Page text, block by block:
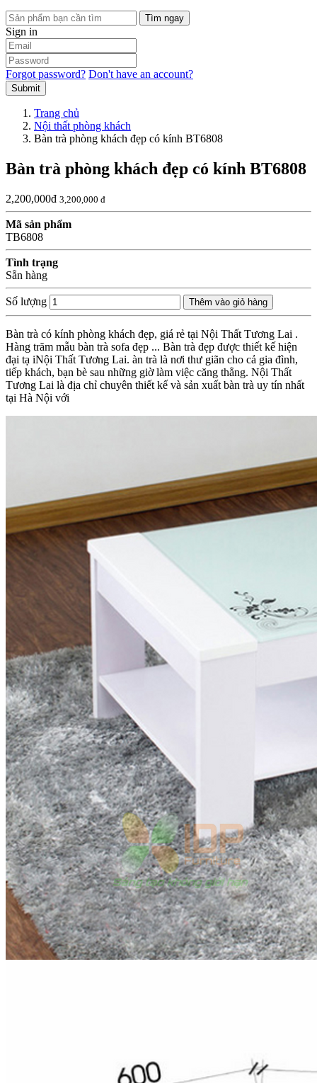
Tìm ngay
Sign in
Forgot password? Don't have an account?
Submit
Trang chủ
Nội thất phòng khách
Bàn trà phòng khách đẹp có kính BT6808
Bàn trà phòng khách đẹp có kính BT6808
2,200,000đ 3,200,000 đ
Mã sản phẩm
TB6808
Tình trạng
Sẵn hàng
Số lượng Thêm vào giỏ hàng
Bàn trà có kính phòng khách đẹp, giá rẻ tại Nội Thất Tương Lai .
Hàng trăm mẫu bàn trà sofa đẹp ... Bàn trà đẹp được thiết kế hiện
đại tạ iNội Thất Tương Lai. àn trà là nơi thư giãn cho cả gia đình,
tiếp khách, bạn bè sau những giờ làm việc căng thẳng. Nội Thất
Tương Lai là địa chỉ chuyên thiết kế và sản xuất bàn trà uy tín nhất
tại Hà Nội với